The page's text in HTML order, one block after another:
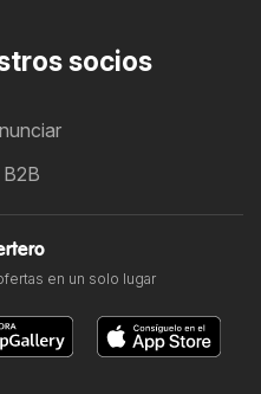
socios
en un solo lugar